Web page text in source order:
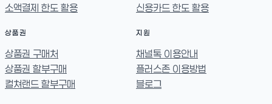
소액결제 한도 활용
신용카드 한도 활용
상품권
상품권 구매처
상품권 할부구매
컬쳐랜드 할부구매
지원
채널톡 이용안내
플러스존 이용방법
블로그